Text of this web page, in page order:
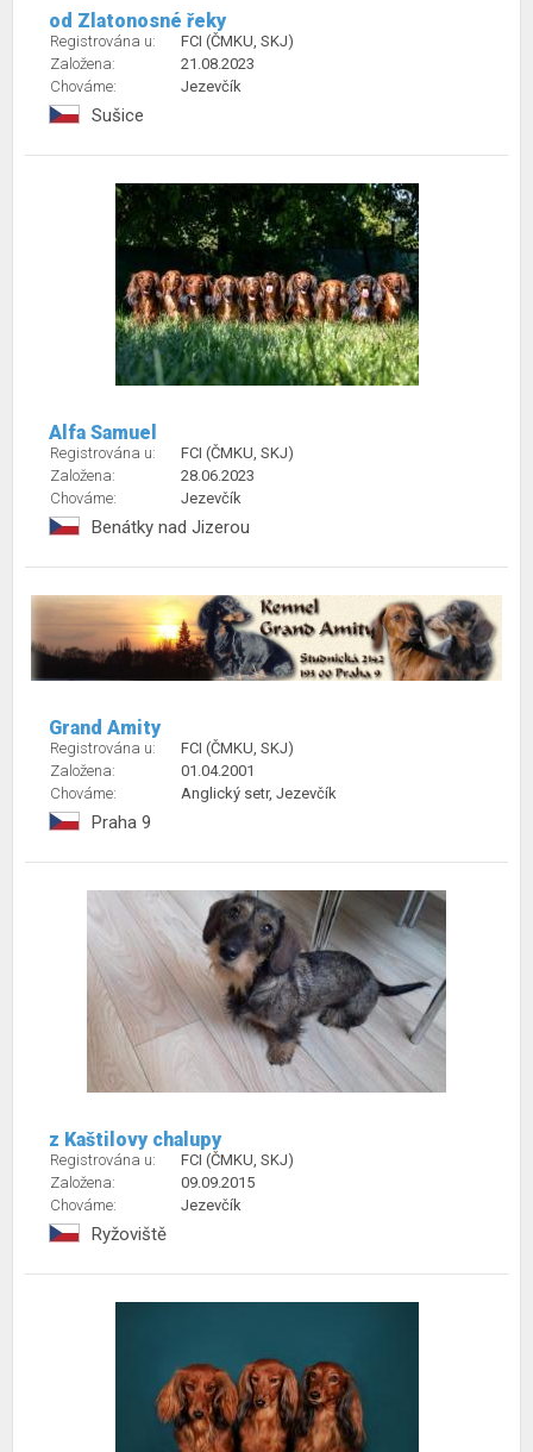
od Zlatonosné řeky
Registrována u:
FCI (ČMKU, SKJ)
Založena:
21.08.2023
Chováme:
Jezevčík
Sušice
Alfa Samuel
Registrována u:
FCI (ČMKU, SKJ)
Založena:
28.06.2023
Chováme:
Jezevčík
Benátky nad Jizerou
Grand Amity
Registrována u:
FCI (ČMKU, SKJ)
Založena:
01.04.2001
Chováme:
Anglický setr, Jezevčík
Praha 9
z Kaštilovy chalupy
Registrována u:
FCI (ČMKU, SKJ)
Založena:
09.09.2015
Chováme:
Jezevčík
Ryžoviště